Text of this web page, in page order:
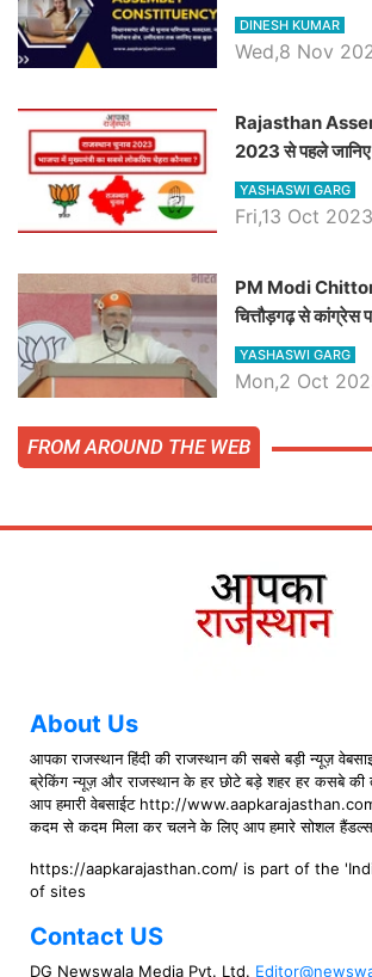
चौधरी तो अमित चौधरी
जानिये हनुमानगढ़
DINESH KUMAR
Wed,8 Nov
Rajasthan
2023 से पहले जानिए
सबसे लोकप्रिय चेहरा
YASHASWI GARG
Fri,13 Oct 2023
PM Modi
चित्तौड़गढ़ से
मोदी, जाने
बातें, देखें वीडियो
YASHASWI GARG
Mon,2 Oct
FROM AROUND THE WEB
About Us
आपका राजस्थान हिंदी की राजस्थान की सबसे बड़ी न्यूज़
ब्रेकिंग न्यूज़ और राजस्थान के हर छोटे बड़े शहर हर कसबे की
आप हमारी वेबसाईट http://
कदम से कदम मिला कर चलने के लिए आप हमारे सोशल
https://aapkarajasthan.com/ is part of the
of sites
Contact US
DG Newswala Media Pvt. Ltd.